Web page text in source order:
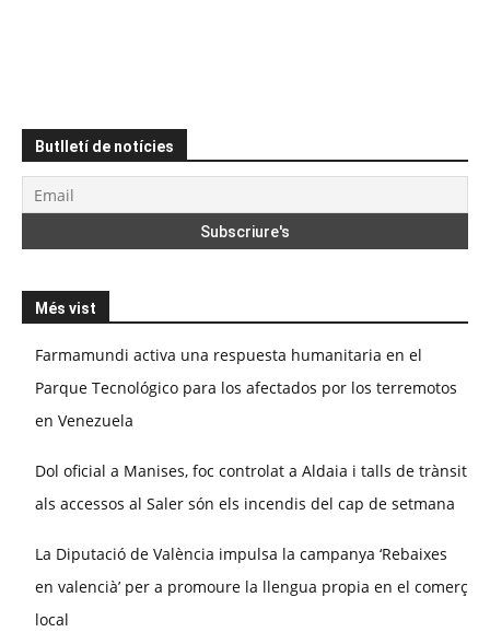
Butlletí de notícies
Més vist
Farmamundi activa una respuesta humanitaria en el
Parque Tecnológico para los afectados por los terremotos
en Venezuela
Dol oficial a Manises, foc controlat a Aldaia i talls de trànsit
als accessos al Saler són els incendis del cap de setmana
La Diputació de València impulsa la campanya ‘Rebaixes
en valencià’ per a promoure la llengua propia en el comerç
local